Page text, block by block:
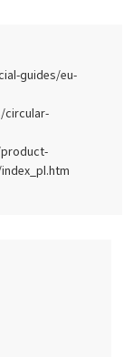
guides/eu-
circular-